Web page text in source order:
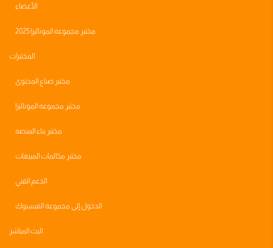
الأعضاء
مختبر مجموعه الموناليزا 2025
المختبرات
مختبر صناع المحتوى
مختبر مجموعه الموناليزا
مختبر بناء المنصه
مختبر مكالمات المبيعات
الدعم الفني
الدخول إلى مجموعة الفيسبوك
البث المباشر